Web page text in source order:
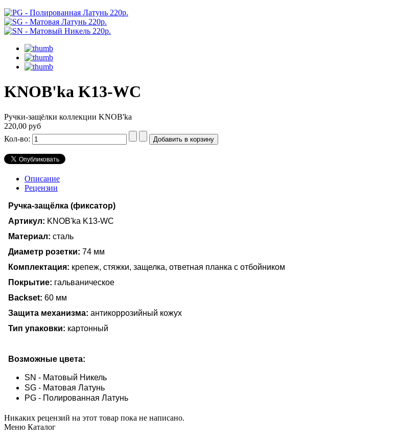
KNOB'ka K13-WC
Ручки-защёлки коллекции KNOB'ka
220,00 руб
Кол-во:
Описание
Рецензии
Ручка-защёлка (фиксатор)
Артикул: KNOB'ka K13-WC
Материал: сталь
Диаметр розетки: 74 мм
Комплектация: крепеж, стяжки, защелка, ответная планка с отбойником
Покрытие: гальваническое
Backset: 60 мм
Защита механизма: антикоррозийный кожух
Тип упаковки: картонный
Возможные цвета:
SN - Матовый Никель
SG - Матовая Латунь
PG - Полированная Латунь
Никаких рецензий на этот товар пока не написано.
Меню Каталог